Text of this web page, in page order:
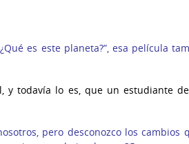
es este planeta?”, esa película
y todavía lo es, que un estudiante
pero desconozco los cambios